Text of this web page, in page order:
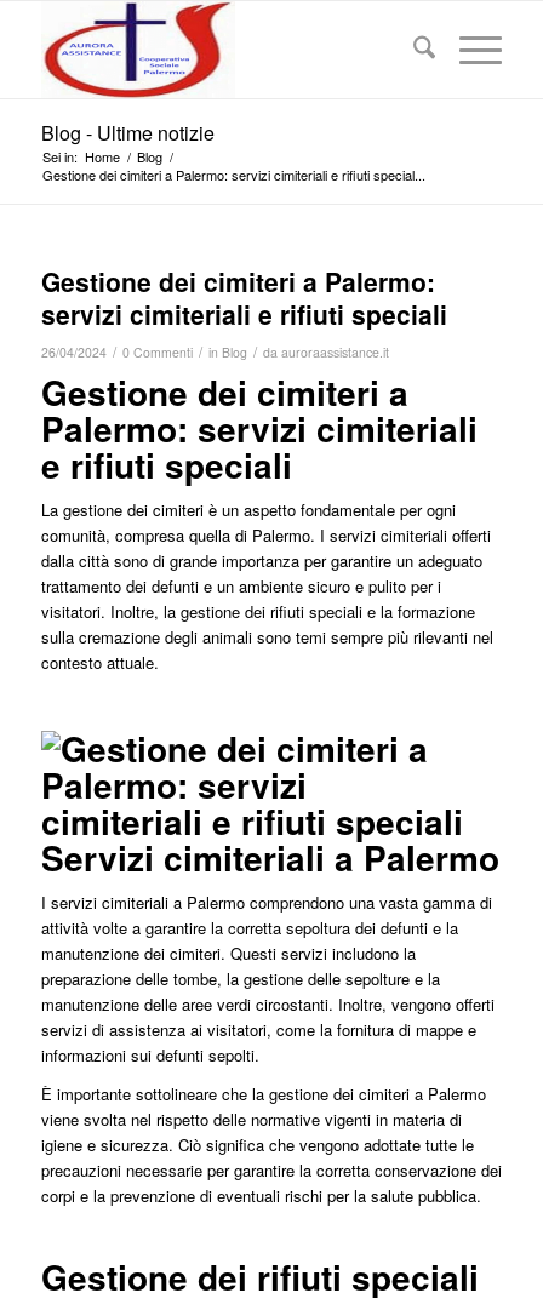
Blog - Ultime notizie
Sei in: Home / Blog /
Gestione dei cimiteri a Palermo: servizi cimiteriali e rifiuti special...
Gestione dei cimiteri a Palermo:
servizi cimiteriali e rifiuti speciali
26/04/2024 / 0 Commenti / in Blog / da auroraassistance.it
Gestione dei cimiteri a
Palermo: servizi cimiteriali
e rifiuti speciali
La gestione dei cimiteri è un aspetto fondamentale per ogni
comunità, compresa quella di Palermo. I servizi cimiteriali offerti
dalla città sono di grande importanza per garantire un adeguato
trattamento dei defunti e un ambiente sicuro e pulito per i
visitatori. Inoltre, la gestione dei rifiuti speciali e la formazione
sulla cremazione degli animali sono temi sempre più rilevanti nel
contesto attuale.
Servizi cimiteriali a Palermo
I servizi cimiteriali a Palermo comprendono una vasta gamma di
attività volte a garantire la corretta sepoltura dei defunti e la
manutenzione dei cimiteri. Questi servizi includono la
preparazione delle tombe, la gestione delle sepolture e la
manutenzione delle aree verdi circostanti. Inoltre, vengono offerti
servizi di assistenza ai visitatori, come la fornitura di mappe e
informazioni sui defunti sepolti.
È importante sottolineare che la gestione dei cimiteri a Palermo
viene svolta nel rispetto delle normative vigenti in materia di
igiene e sicurezza. Ciò significa che vengono adottate tutte le
precauzioni necessarie per garantire la corretta conservazione dei
corpi e la prevenzione di eventuali rischi per la salute pubblica.
Gestione dei rifiuti speciali